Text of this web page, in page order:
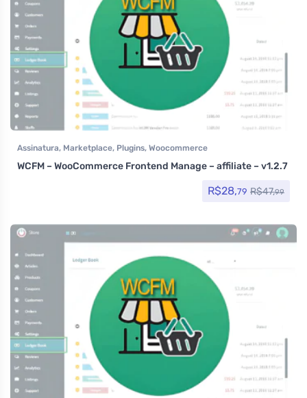
Assinatura, Marketplace, Plugins, Woocommerce
WCFM – WooCommerce Frontend Manage – affiliate – v1.2.7
R$28,79 R$47,99